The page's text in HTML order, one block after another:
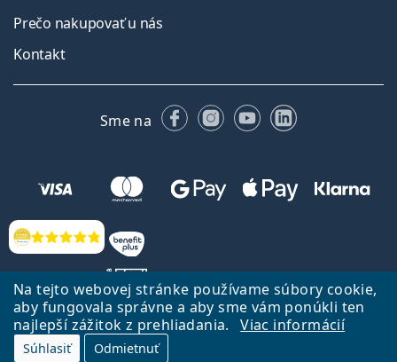
Na tejto webovej stránke používame súbory cookie,
aby fungovala správne a aby sme vám ponúkli ten
najlepší zážitok z prehliadania.
Viac informácií
Súhlasiť Odmietnuť
Hodnotenia
Prečo nakupovať u nás
Kontakt
Sme na FacebookuInstagrame
YouTubeLinkedIn
Späť na Úvodnu stránku